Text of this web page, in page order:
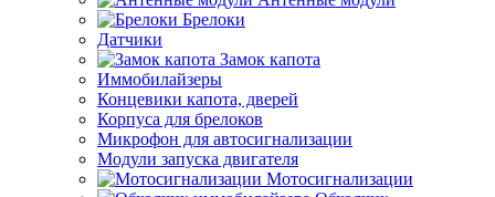
Брелоки
Датчики
Замок капота
Иммобилайзеры
Концевики капота, дверей
Корпуса для брелоков
Микрофон для автосигнализации
Модули запуска двигателя
Мотосигнализации